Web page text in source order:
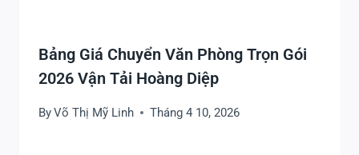
Bảng Giá Chuyển Văn Phòng Trọn Gói
2026 Vận Tải Hoàng Diệp
ByVõ Thị Mỹ Linh Tháng 4 10, 2026